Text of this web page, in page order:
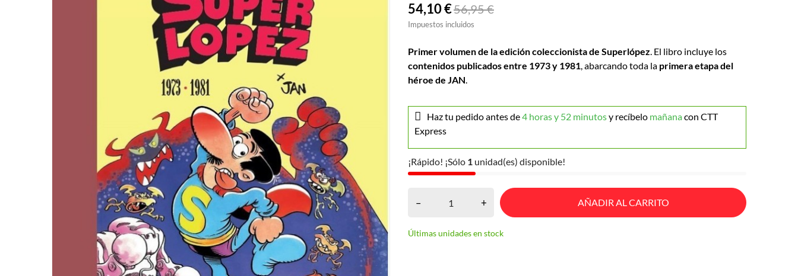
54,10 €56,95 €
Impuestos incluidos
Primer volumen de la edición coleccionista de Superlópez. El libro incluye los
contenidos publicados entre 1973 y 1981, abarcando toda la primera etapa del
héroe de JAN.
Haz tu pedido antes de4 horas y 52 minutosy recíbelo mañanacon CTT
Express
¡Rápido! ¡Sólo 1 unidad(es) disponible!
– + AÑADIR AL CARRITO
Últimas unidades en stock